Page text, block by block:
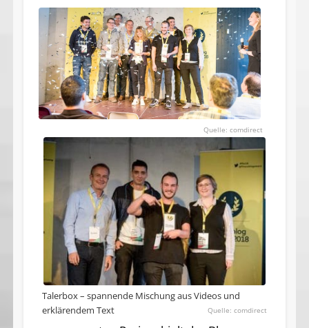
comdirect
Talerbox – spannende Mischung aus Videos und
erklärendem Text
comdirect